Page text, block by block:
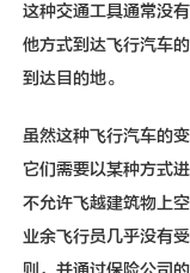
这种交通工具通常没
他方式到达飞行汽车
到达目的地。
虽然这种飞行汽车的变体无须在路上行驶，但是也存在其他问题：
它们需要以某种方式
不允许飞越建筑物上
业余飞行员几乎没有